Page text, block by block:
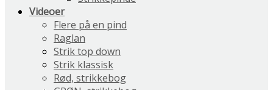
Videoer
Flere på en pind
Raglan
Strik top down
Strik klassisk
Rød, strikkebog